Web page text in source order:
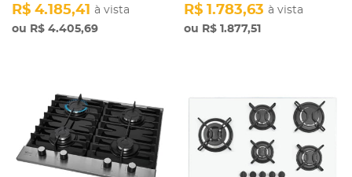
R$ 4.405,69
R$ 4.185,41 à vista
R$ 1.877,51
R$ 1.783,63 à vista